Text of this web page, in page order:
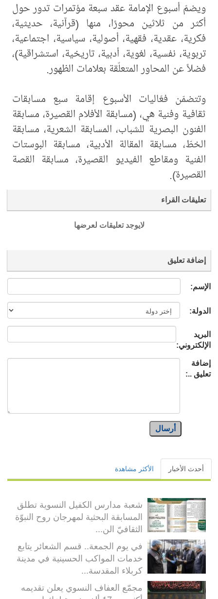
ويضمّ أسبوع الإمامة عقد سبعة مؤتمرات تدور حول
أكثر من ثلاثين محورًا، منها (قرآنية، حديثية،
فكرية، عقدية، فقهية، أصولية، سياسية، اجتماعية،
تربوية، نفسية، لغوية، أدبية، تاريخية، استشراقية)،
فضلاً عن المحاور المتعلّقة بعلامات الظهور.
وتتضمّن فعّاليات الأسبوع إقامة سبع مسابقات
ثقافية وفنية هي، (مسابقة الأفلام القصيرة، مسابقة
الفنون البصرية للشباب، المسابقة الشعرية، مسابقة
الخطّ، مسابقة المقالة الأدبية، مسابقة البوستات
الفنية ومقاطع الفيديو القصيرة، مسابقة القصة
القصيرة).
تعليقات القراء
لايوجد تعليقات لعرضها
إضافة تعليق
الإسم:
الدولة:
البريد
الإلكتروني:
إضافة
تعليق ..:
أرسال
أحدث الأخبار الأكثر مشاهدة
شعبة مدارس الكفيل النسوية تطلق
المسابقة البحثية لمهرجان روح النبوّة
الثقافيّ الن...
في يوم الجمعة.. قسم الشعائر يتابع
خدمات المواكب الحسينية في مدينة
كربلاء المقدسة...
مجمّع العفاف النسوي يعلن تقديمه